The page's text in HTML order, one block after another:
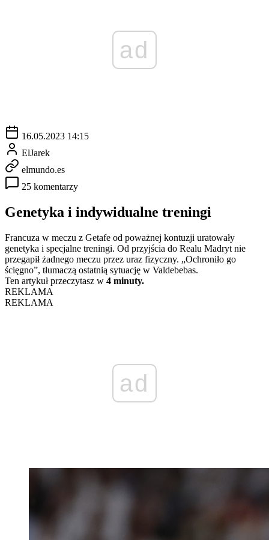
ad
16.05.2023 14:15
ElJarek
elmundo.es
25 komentarzy
Genetyka i indywidualne treningi
Francuza w meczu z Getafe od poważnej kontuzji uratowały
genetyka i specjalne treningi. Od przyjścia do Realu Madryt nie
przegapił żadnego meczu przez uraz fizyczny. „Ochroniło go
ścięgno”, tłumaczą ostatnią sytuację w Valdebebas.
Ten artykuł przeczytasz w 4 minuty.
REKLAMA
REKLAMA
ad